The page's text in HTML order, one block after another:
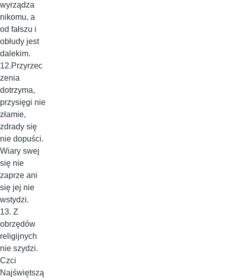
wyrządza
nikomu, a
od fałszu i
obłudy jest
dalekim.
12.Przyrzec
zenia
dotrzyma,
przysięgi nie
złamie,
zdrady się
nie dopuści.
Wiary swej
się nie
zaprze ani
się jej nie
wstydzi.
13. Z
obrzędów
religijnych
nie szydzi.
Czci
Najświętszą